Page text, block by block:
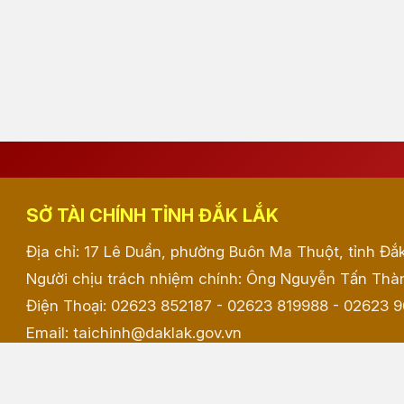
SỞ TÀI CHÍNH TỈNH ĐẮK LẮK
Địa chỉ: 17 Lê Duẩn, phường Buôn Ma Thuột, tỉnh
Người chịu trách nhiệm chính: Ông Nguyễn Tấn
Điện Thoại: 02623 852187 - 02623 819988 - 02623
Email: taichinh@daklak.gov.vn